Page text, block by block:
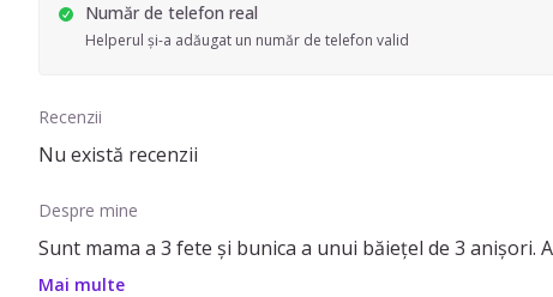
Număr de telefon real
Helperul și-a adăugat un număr de telefon valid
Recenzii
Nu există recenzii
Despre mine
Sunt mama a 3 fete și bunica a unui băiețel de 3 anișori.
Mai multe